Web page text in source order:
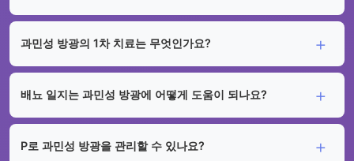
과민성 방광의 1차 치료는 무엇인가요?
배뇨 일지는 과민성 방광에 어떻게 도움이 되나요?
P로 과민성 방광을 관리할 수 있나요?